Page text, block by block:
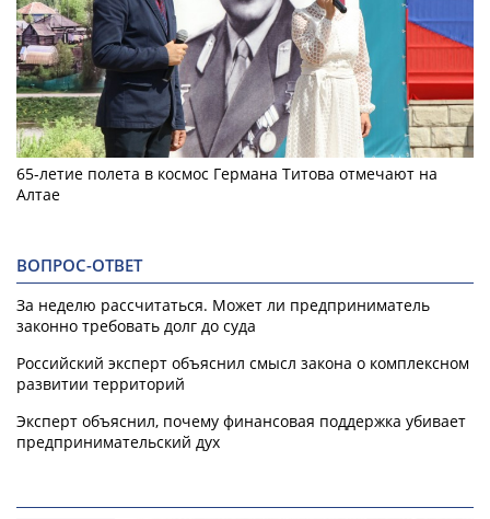
65-летие полета в космос Германа Титова отмечают на
Алтае
ВОПРОС-ОТВЕТ
За неделю рассчитаться. Может ли предприниматель
законно требовать долг до суда
Российский эксперт объяснил смысл закона о комплексном
развитии территорий
Эксперт объяснил, почему финансовая поддержка убивает
предпринимательский дух